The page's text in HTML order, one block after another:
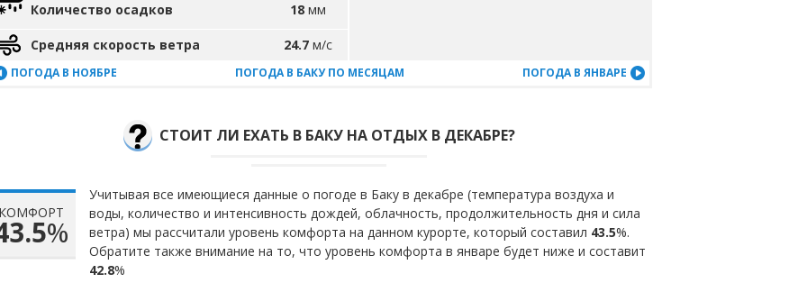
Количество осадков
18 мм
Средняя скорость ветра 24.7 м/с
ПОГОДА В НОЯБРЕ ПОГОДА В БАКУ ПО МЕСЯЦАМ ПОГОДА В ЯНВАРЕ
СТОИТ ЛИ ЕХАТЬ В БАКУ НА ОТДЫХ В ДЕКАБРЕ?
КОМФОРТ
%
Учитывая все имеющиеся данные о погоде в Баку в декабре (температура воздуха и
воды, количество и интенсивность дождей, облачность, продолжительность дня и сила
ветра) мы рассчитали уровень комфорта на данном курорте, который составил 43.5%.
Обратите также внимание на то, что уровень комфорта в январе будет ниже и составит
42.8%